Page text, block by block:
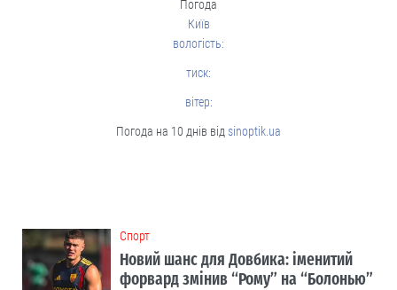
Погода
Київ
вологість:
тиск:
вітер:
Погода на 10 днів від sinoptik.ua
Cпорт
Новий шанс для Довбика: іменитий
форвард змінив “Рому” на “Болонью”